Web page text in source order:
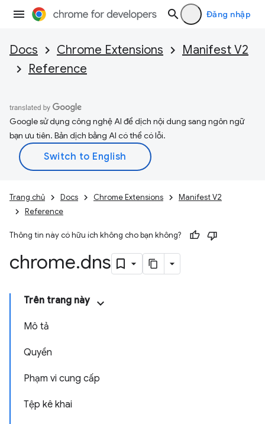
Đăng nhập
Docs Chrome Extensions
Manifest V2
Reference
Google sử dụng công nghệ AI để dịch nội dung sang ngôn ngữ
bạn ưu tiên. Bản dịch bằng AI có thể có lỗi.
Trang chủ Docs Chrome Extensions
Manifest V2
Reference
Thông tin này có hữu ích không cho bạn không?
chrome.dns
Trên trang này
Mô tả
Quyền
Phạm vi cung cấp
Tệp kê khai